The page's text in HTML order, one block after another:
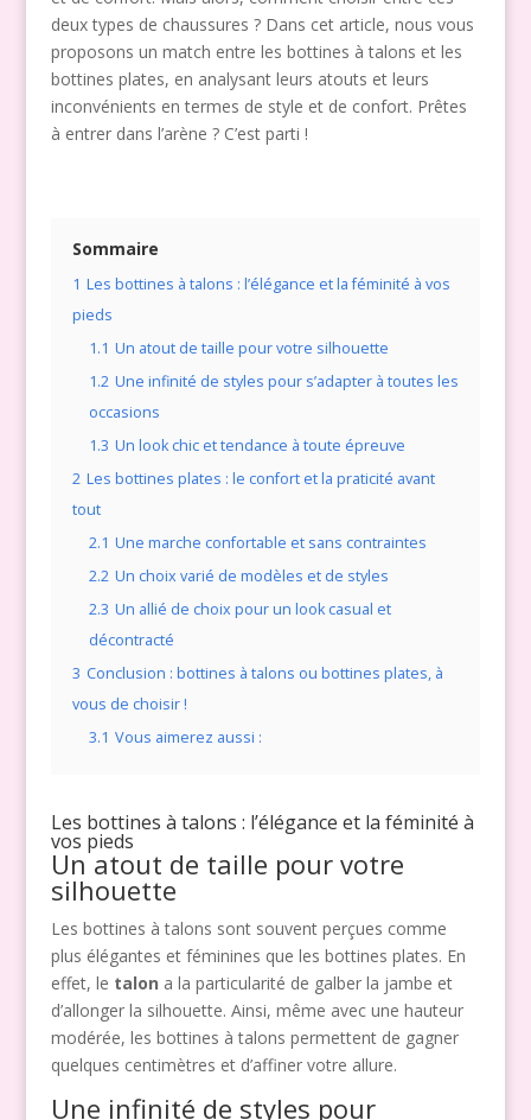
deux types de chaussures ? Dans cet article, nous vous
proposons un match entre les bottines à talons et les
bottines plates, en analysant leurs atouts et leurs
inconvénients en termes de style et de confort. Prêtes
à entrer dans l’arène ? C’est parti !
Sommaire
1 Les bottines à talons : l’élégance et la féminité à vos
pieds
1.1 Un atout de taille pour votre silhouette
1.2 Une infinité de styles pour s’adapter à toutes les
occasions
1.3 Un look chic et tendance à toute épreuve
2 Les bottines plates : le confort et la praticité avant
tout
2.1 Une marche confortable et sans contraintes
2.2 Un choix varié de modèles et de styles
2.3 Un allié de choix pour un look casual et
décontracté
3 Conclusion : bottines à talons ou bottines plates, à
vous de choisir !
3.1 Vous aimerez aussi :
Les bottines à talons : l’élégance et la féminité à
vos pieds
Un atout de taille pour votre
silhouette
Les bottines à talons sont souvent perçues comme
plus élégantes et féminines que les bottines plates. En
effet, le talon a la particularité de galber la jambe et
d’allonger la silhouette. Ainsi, même avec une hauteur
modérée, les bottines à talons permettent de gagner
quelques centimètres et d’affiner votre allure.
Une infinité de styles pour